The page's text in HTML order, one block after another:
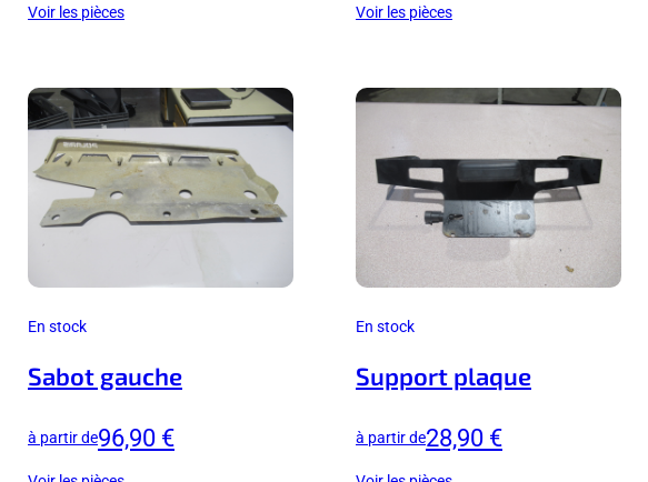
Voir les pièces Voir les pièces
En stock
Sabot gauche
à partir de96,90 €
En stock
Support plaque
à partir de28,90 €